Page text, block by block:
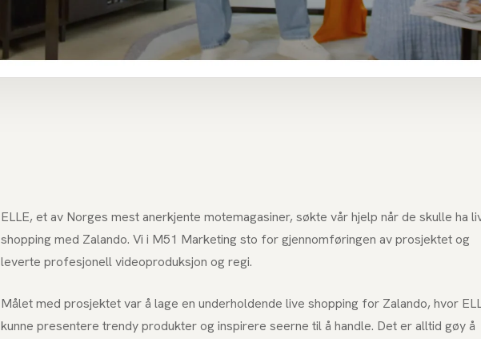
ELLE, et av Norges mest anerkjente motemagasiner, søkte vår hjelp når de skulle ha
shopping med Zalando. Vi i M51 Marketing sto for gjennomføringen av prosjektet og
leverte profesjonell videoproduksjon og regi.
Målet med prosjektet var å lage en underholdende live shopping for Zalando, hvor
kunne presentere trendy produkter og inspirere seerne til å handle. Det er alltid gøy å